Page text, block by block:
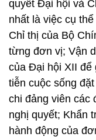
quyết Đại hội và
nhất là việc cụ
Chỉ thị của Bộ
từng đơn vị; Vận
của Đại hội XII để
tiễn cuộc sống
chi đảng viên các
nghị quyết; Khẩn
hành động của